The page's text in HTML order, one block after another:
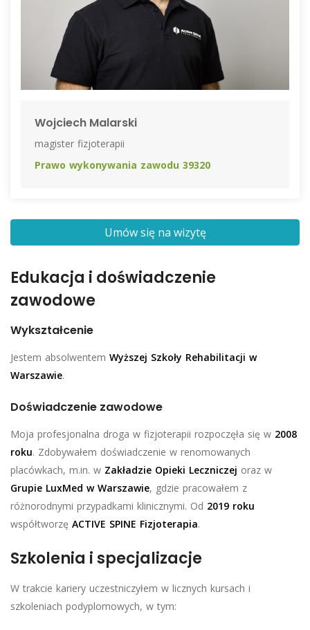
Wojciech Malarski
magister fizjoterapii
Prawo wykonywania zawodu 39320
Umów się na wizytę
Edukacja i doświadczenie
zawodowe
Wykształcenie
Jestem absolwentem Wyższej Szkoły Rehabilitacji w
Warszawie.
Doświadczenie zawodowe
Moja profesjonalna droga w fizjoterapii rozpoczęła się w 2008
roku. Zdobywałem doświadczenie w renomowanych
placówkach, m.in. w Zakładzie Opieki Leczniczej oraz w
Grupie LuxMed w Warszawie, gdzie pracowałem z
różnorodnymi przypadkami klinicznymi. Od 2019 roku
współtworzę ACTIVE SPINE Fizjoterapia.
Szkolenia i specjalizacje
W trakcie kariery uczestniczyłem w licznych kursach i
szkoleniach podyplomowych, w tym: